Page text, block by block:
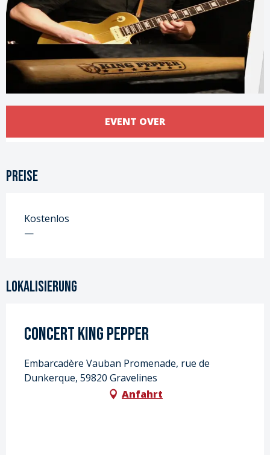
Öffnungszeiten & Kontaktdaten
EVENT OVER
Preise
Kostenlos
—
Lokalisierung
CONCERT King Pepper
Embarcadère Vauban Promenade, rue de
Dunkerque, 59820 Gravelines
Anfahrt